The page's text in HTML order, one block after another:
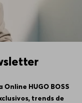
HUGO BOSS
trends de